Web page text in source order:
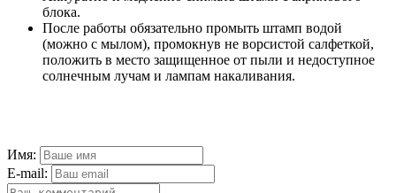
блока.
После работы обязательно промыть штамп водой
(можно с мылом), промокнув не ворсистой салфеткой,
положить в место защищенное от пыли и недоступное
солнечным лучам и лампам накаливания.
Имя:
E-mail: